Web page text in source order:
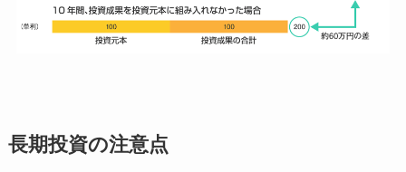
長期投資の注意点